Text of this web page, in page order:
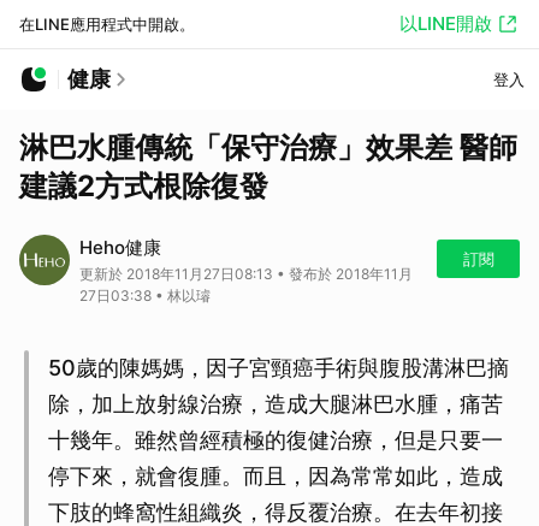
在LINE應用程式中開啟。 以LINE開啟
健康 登入
淋巴水腫傳統「保守治療」效果差 醫師
建議2方式根除復發
Heho健康
更新於 2018年11月27日08:13 • 發布於 2018年11月
27日03:38 • 林以璿
訂閱
50歲的陳媽媽，因子宮頸癌手術與腹股溝淋巴摘
除，加上放射線治療，造成大腿淋巴水腫，痛苦
十幾年。雖然曾經積極的復健治療，但是只要一
停下來，就會復腫。而且，因為常常如此，造成
下肢的蜂窩性組織炎，得反覆治療。在去年初接